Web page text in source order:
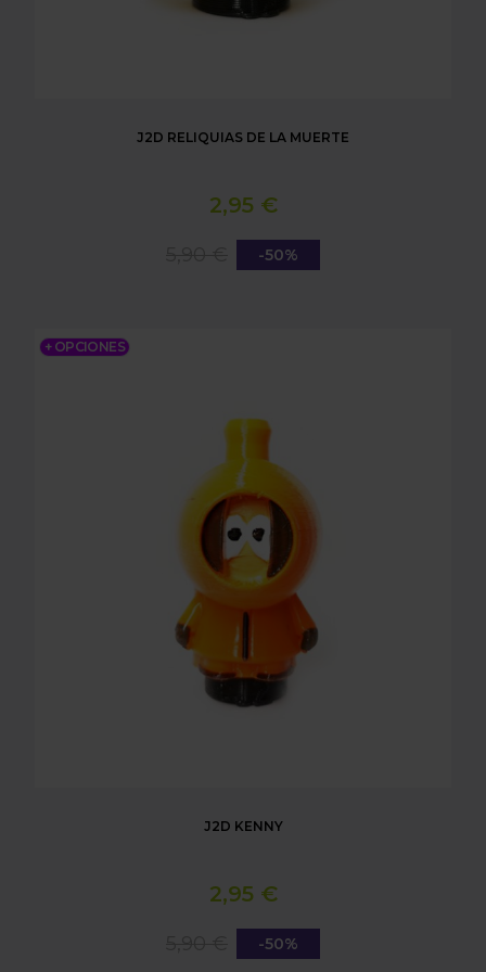
J2D RELIQUIAS DE LA MUERTE
2,95 €
-50%
+ OPCIONES
J2D KENNY
J2D KENNY
2,95 €
-50%